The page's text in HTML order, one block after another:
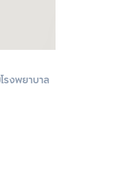
โรงพยาบาล